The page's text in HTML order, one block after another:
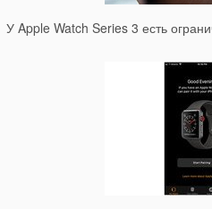
У Apple Watch Series 3 есть